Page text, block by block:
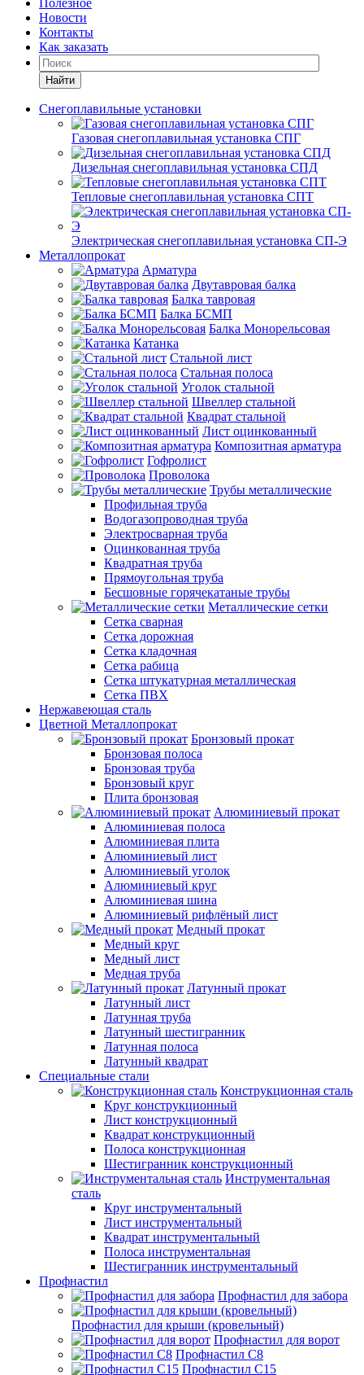
Полезное
Новости
Контакты
Как заказать
Найти
Снегоплавильные установки
Газовая снегоплавильная установка СПГ
Дизельная снегоплавильная установка СПД
Тепловые снегоплавильная установка СПТ
Электрическая снегоплавильная установка СП-Э
Металлопрокат
Арматура
Двутавровая балка
Балка тавровая
Балка БСМП
Балка Монорельсовая
Катанка
Стальной лист
Стальная полоса
Уголок стальной
Швеллер стальной
Квадрат стальной
Лист оцинкованный
Композитная арматура
Гофролист
Проволока
Трубы металлические
Профильная труба
Водогазопроводная труба
Электросварная труба
Оцинкованная труба
Квадратная труба
Прямоугольная труба
Бесшовные горячекатаные трубы
Металлические сетки
Сетка сварная
Сетка дорожная
Сетка кладочная
Сетка рабица
Сетка штукатурная металлическая
Сетка ПВХ
Нержавеющая сталь
Цветной Металлопрокат
Бронзовый прокат
Бронзовая полоса
Бронзовая труба
Бронзовый круг
Плита бронзовая
Алюминиевый прокат
Алюминиевая полоса
Алюминиевая плита
Алюминиевый лист
Алюминиевый уголок
Алюминиевый круг
Алюминиевая шина
Алюминиевый рифлёный лист
Медный прокат
Медный круг
Медный лист
Медная труба
Латунный прокат
Латунный лист
Латунная труба
Латунный шестигранник
Латунная полоса
Латунный квадрат
Специальные стали
Конструкционная сталь
Круг конструкционный
Лист конструкционный
Квадрат конструкционный
Полоса конструкционная
Шестигранник конструкционный
Инструментальная
сталь
Круг инструментальный
Лист инструментальный
Квадрат инструментальный
Полоса инструментальная
Шестигранник инструментальный
Профнастил
Профнастил для забора
Профнастил для крыши (кровельный)
Профнастил для ворот
Профнастил С8
Профнастил С15